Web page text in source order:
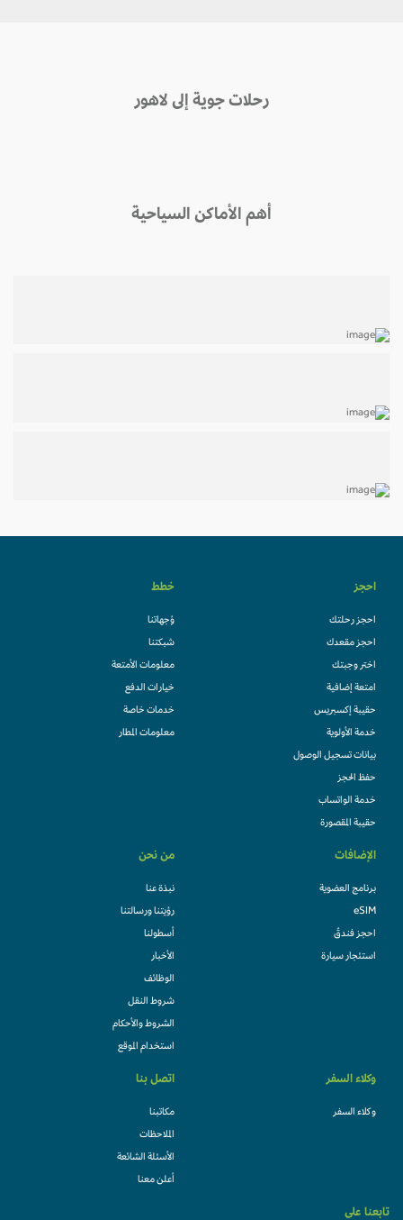
رحلات جوية إلى لاهور
أهم الأماكن السياحية
احجز
احجز رحلتك
احجز مقعدك
اختر وجبتك
امتعة إضافية
حقيبة إكسبريس
خدمة الأولوية
بيانات تسجيل الوصول
حفظ الحجز
خدمة الواتساب
حقيبة المقصورة
خطط
وُجهاتنا
شبكتنا
معلومات الأمتعة
خيارات الدفع
خدمات خاصة
معلومات المطار
الإضافات
برنامج العضوية
eSIM
احجز فندقً
استئجار سيارة
من نحن
نبذة عنا
رؤيتنا ورسالتنا
أسطولنا
الأخبار
الوظائف
شروط النقل
الشروط والأحكام
استخدام الموقع
وكلاء السفر
وكلاء السفر
اتصل بنا
مكاتبنا
الملاحظات
الأسئلة الشائعة
أعلن معنا
تابعنا على